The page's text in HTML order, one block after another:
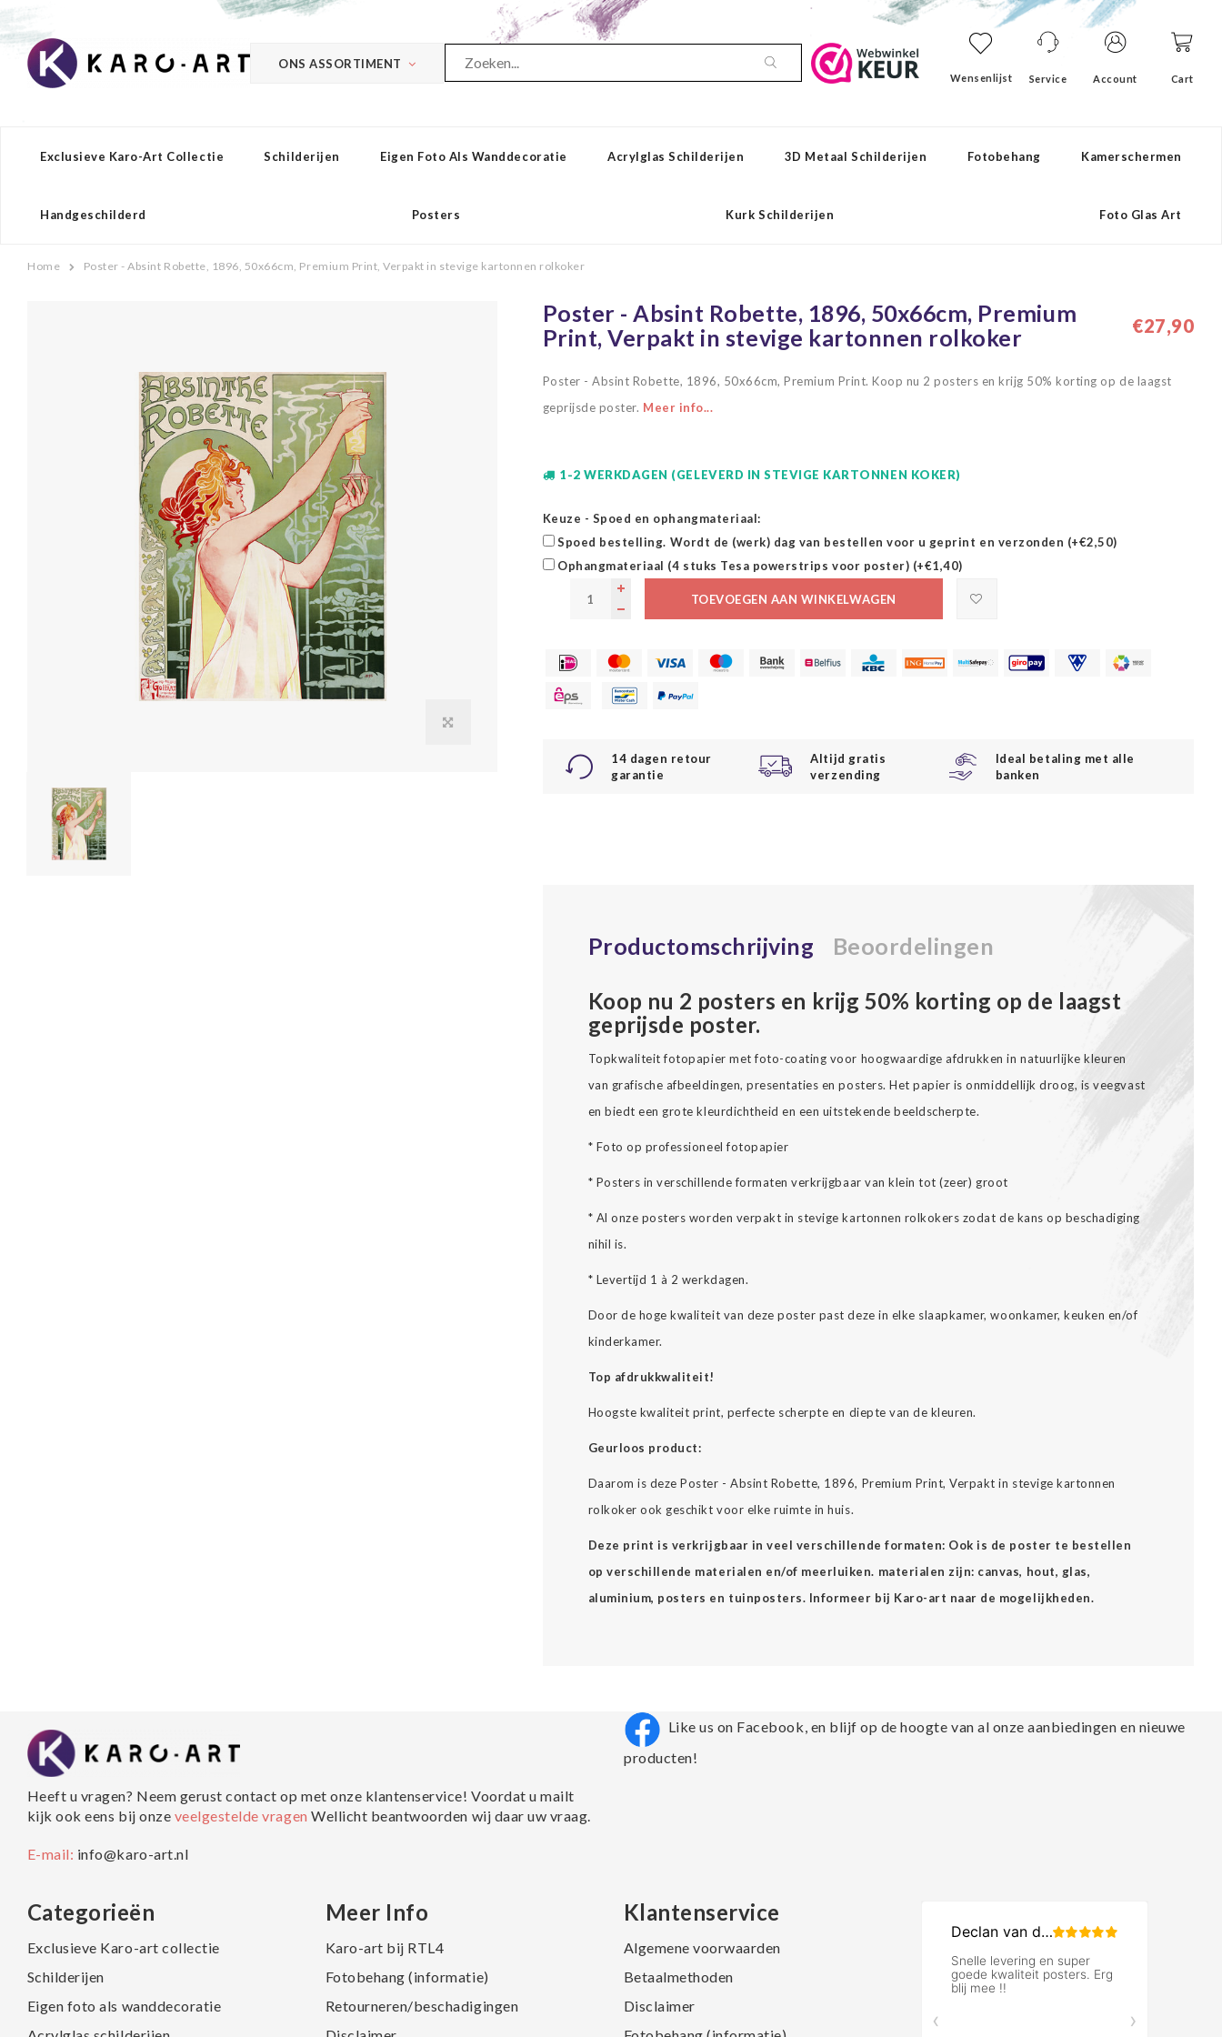
ONS ASSORTIMENT
Wensenlijst Service Account Cart
Exclusieve Karo-Art Collectie Schilderijen Eigen Foto Als Wanddecoratie Acrylglas Schilderijen 3D Metaal Schilderijen Fotobehang Kamerschermen
Handgeschilderd Posters Kurk Schilderijen Foto Glas Art
Home Poster - Absint Robette, 1896, 50x66cm, Premium Print, Verpakt in stevige kartonnen rolkoker
Poster - Absint Robette, 1896, 50x66cm, Premium
Print, Verpakt in stevige kartonnen rolkoker
€27,90
Poster - Absint Robette, 1896, 50x66cm, Premium Print. Koop nu 2 posters en krijg 50% korting op de laagst
geprijsde poster. Meer info...
1-2 WERKDAGEN (GELEVERD IN STEVIGE KARTONNEN KOKER)
Keuze - Spoed en ophangmateriaal:
Spoed bestelling. Wordt de (werk) dag van bestellen voor u geprint en verzonden (+€2,50)
Ophangmateriaal (4 stuks Tesa powerstrips voor poster) (+€1,40)
TOEVOEGEN AAN WINKELWAGEN
14 dagen retour
garantie
Altijd gratis
verzending
Ideal betaling met alle
banken
Productomschrijving Beoordelingen
Koop nu 2 posters en krijg 50% korting op de laagst
geprijsde poster.
Topkwaliteit fotopapier met foto-coating voor hoogwaardige afdrukken in natuurlijke kleuren
van grafische afbeeldingen, presentaties en posters. Het papier is onmiddellijk droog, is veegvast
en biedt een grote kleurdichtheid en een uitstekende beeldscherpte.
* Foto op professioneel fotopapier
* Posters in verschillende formaten verkrijgbaar van klein tot (zeer) groot
* Al onze posters worden verpakt in stevige kartonnen rolkokers zodat de kans op beschadiging
nihil is.
* Levertijd 1 à 2 werkdagen.
Door de hoge kwaliteit van deze poster past deze in elke slaapkamer, woonkamer, keuken en/of
kinderkamer.
Top afdrukkwaliteit!
Hoogste kwaliteit print, perfecte scherpte en diepte van de kleuren.
Geurloos product:
Daarom is deze Poster - Absint Robette, 1896, Premium Print, Verpakt in stevige kartonnen
rolkoker ook geschikt voor elke ruimte in huis.
Deze print is verkrijgbaar in veel verschillende formaten: Ook is de poster te bestellen
op verschillende materialen en/of meerluiken. materialen zijn: canvas, hout, glas,
aluminium, posters en tuinposters. Informeer bij Karo-art naar de mogelijkheden.
Heeft u vragen? Neem gerust contact op met onze klantenservice! Voordat u mailt
kijk ook eens bij onze veelgestelde vragenWellicht beantwoorden wij daar uw vraag.
E-mail: info@karo-art.nl
Like us on Facebook, en blijf op de hoogte van al onze aanbiedingen en nieuwe
producten!
Categorieën
Exclusieve Karo-art collectie
Schilderijen
Eigen foto als wanddecoratie
Meer Info
Karo-art bij RTL4
Fotobehang (informatie)
Retourneren/beschadigingen
Klantenservice
Algemene voorwaarden
Betaalmethoden
Disclaimer